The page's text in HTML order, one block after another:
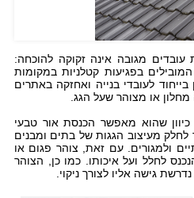
מגובה אינה זקוקה להוכחה:
בפגיעות קטלניות במקומות
לעובדי בנייה ואחזקה באתרים
או מצוהר שעל הגג.
כיוון שהוא מאפשר הכנסת אור טבעי
מעיצוב הגגות של בתים ומבנים
ולמגורים. עם זאת, צוהר פגום או
לחלל ועל איכותו. כמו כן, הצוהר
גישה אליו לצורך ניקוי.